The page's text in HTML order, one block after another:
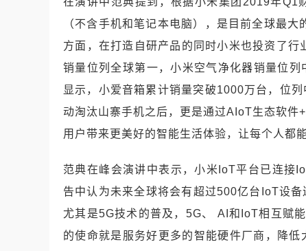
（不含手机和笔记本电脑），是目前全球最大
方面，在打造自研产品的同时小米也投资了行
销量位列全球第一，小米空气净化器销量位列
显示，小爱音箱累计销量突破1000万台，位
动淘汰山寨手机之后，更是通过AIoT生态软件+
用户带来更美好的智能生活体验，让每个人都
范典在峰会演讲中表示，小米 IoT平台已连接
告中认为未来全球将会有超过500亿台 IoT设备
尤其是5G技术的普及， 5G、 AI 和 IoT相互赋
的使命就是服务好更多的智能硬件厂商，降